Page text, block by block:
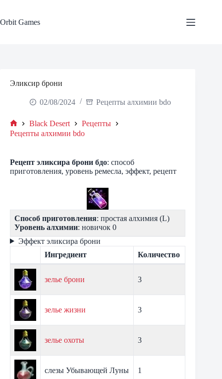
content
Orbit Games
Эликсир брони
02/08/2024 Рецепты алхимии bdo
Home
Black Desert
Рецепты
Рецепты алхимии bdo
Рецепт эликсира брони бдо: способ
приготовления, уровень ремесла, эффект, рецепт
Способ приготовления: простая алхимия (L)
Уровень алхимии: новичок 0
Эффект эликсира брони
Ингредиент
Количество
зелье брони 3
зелье жизни 3
зелье охоты 3
слезы Убывающей Луны 1